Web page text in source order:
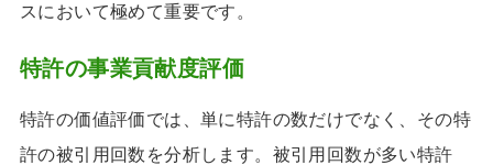
スにおいて極めて重要です。
特許の事業貢献度評価
特許の価値評価では、単に特許の数だけでなく、その特
許の被引用回数を分析します。被引用回数が多い特許